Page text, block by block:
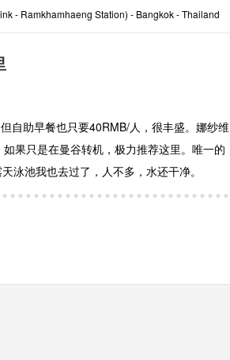
- Ramkhamhaeng Station) - Bangkok - Thailand
自助早餐也只要40RMB/人，很丰盛。娜纱维
果只是在曼谷转机，极力推荐这里。唯一的
泳池我也去过了，人不多，水还干净。